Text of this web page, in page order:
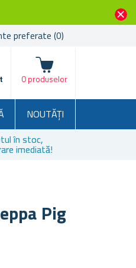
preferate (0)
Coșul
0 produselor
NOUTĂȚI
în stoc,
imediată!
Pig